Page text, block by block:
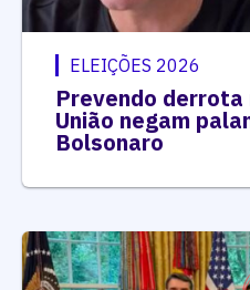
ELEIÇÕES 2026
Prevendo derrota
União negam
Bolsonaro